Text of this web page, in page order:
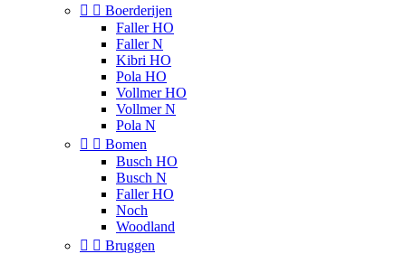
  Boerderijen
Faller HO
Faller N
Kibri HO
Pola HO
Vollmer HO
Vollmer N
Pola N
  Bomen
Busch HO
Busch N
Faller HO
Noch
Woodland
  Bruggen